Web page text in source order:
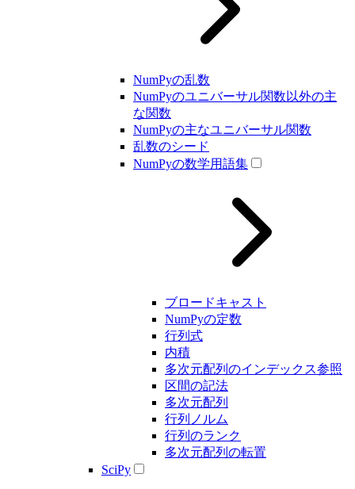
NumPyの乱数
NumPyのユニバーサル関数以外の主
な関数
NumPyの主なユニバーサル関数
乱数のシード
NumPyの数学用語集
ブロードキャスト
NumPyの定数
行列式
内積
多次元配列のインデックス参照
区間の記法
多次元配列
行列ノルム
行列のランク
多次元配列の転置
SciPy